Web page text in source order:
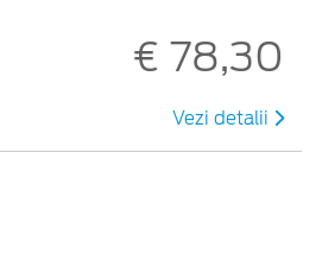
€ 78,30
Vezi detalii